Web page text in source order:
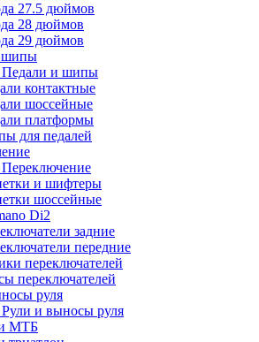
27.5 дюймов
28 дюймов
29 дюймов
шипы
Педали и шипы
контактные
шоссейные
платформы
для педалей
и шифтеры
шоссейные
Di2
задние
передние
переключателей
переключателей
руля
и выносы руля
МТБ